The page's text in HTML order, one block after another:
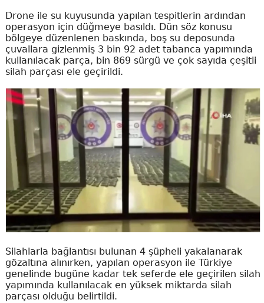
Drone ile su kuyusunda yapılan tespitlerin ardından
operasyon için düğmeye basıldı. Dün söz konusu
bölgeye düzenlenen baskında, boş su deposunda
çuvallara gizlenmiş 3 bin 92 adet tabanca yapımında
kullanılacak parça, bin 869 sürgü ve çok sayıda çeşitli
silah parçası ele geçirildi.
Silahlarla bağlantısı bulunan 4 şüpheli yakalanarak
gözaltına alınırken, yapılan operasyon ile Türkiye
genelinde bugüne kadar tek seferde ele geçirilen silah
yapımında kullanılacak en yüksek miktarda silah
parçası olduğu belirtildi.